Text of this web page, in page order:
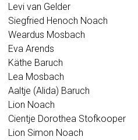
Levi van Gelder
Siegfried Henoch Noach
Weardus Mosbach
Eva Arends
Käthe Baruch
Lea Mosbach
Aaltje (Alida) Baruch
Lion Noach
Cientje Dorothea Stofkooper
Lion Simon Noach